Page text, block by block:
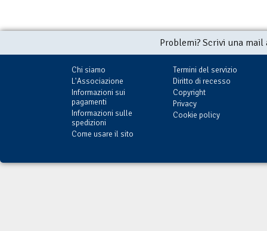
Problemi? Scrivi una
Chi siamo
L'Associazione
Informazioni sui
pagamenti
Informazioni sulle
spedizioni
Come usare il sito
Termini del servizio
Diritto di recesso
Copyright
Privacy
Cookie policy